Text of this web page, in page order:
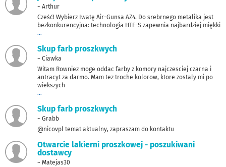
~ Arthur
Cześć! Wybierz Iwatę Air-Gunsa AZ4. Do srebrnego metalika jest
bezkonkurencyjna: technologia HTE-S zapewnia najbardziej miękki
...
Skup farb proszkwych
~ Ciawka
Witam Rowniez moge oddac farby z komory najczesciej czarna i
antracyt za darmo. Mam tez troche kolorow, ktore zostaly mi po
wiekszych
...
Skup farb proszkwych
~ Grabb
@nicovpl temat aktualny, zapraszam do kontaktu
Otwarcie lakierni proszkowej - poszukiwani
dostawcy
~ Matejas30